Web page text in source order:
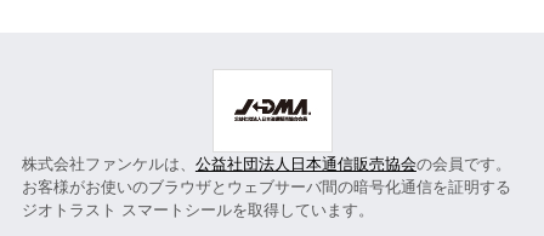
株式会社ファンケルは、 公益社団法人日本通信販売協会の会員です。
お客様がお使いのブラウザとウェブサーバ間の暗号化通信を証明する
ジオトラスト スマートシールを取得しています。